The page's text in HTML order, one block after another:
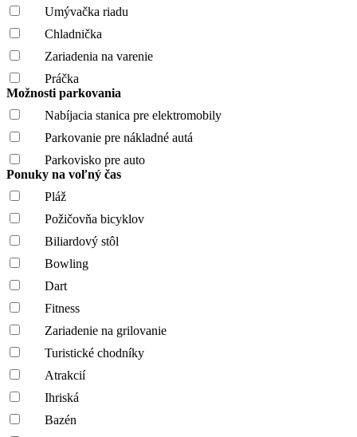
Umývačka riadu
Chladnička
Zariadenia na varenie
Práčka
Možnosti parkovania
Nabíjacia stanica pre elektromobily
Parkovanie pre nákladné autá
Parkovisko pre auto
Ponuky na voľný čas
Pláž
Požičovňa bicyklov
Biliardový stôl
Bowling
Dart
Fitness
Zariadenie na grilovanie
Turistické chodníky
Atrakcií
Ihriská
Bazén